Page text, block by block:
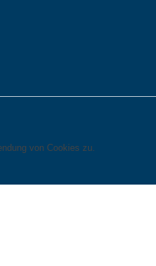
von Cookies zu.